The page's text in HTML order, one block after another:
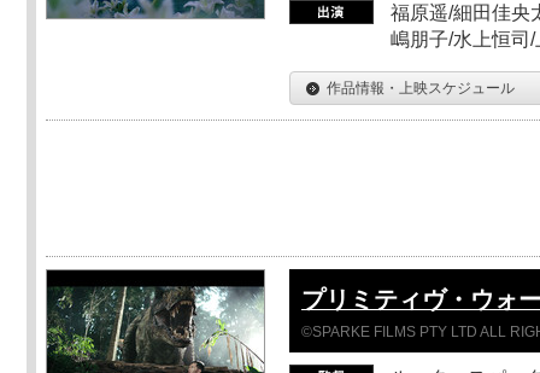
福原遥/細田佳央
嶋朋子/水上恒司
作品情報・上映スケジュール
プリミティヴ・ウォ
©SPARKE FILMS PTY LTD ALL